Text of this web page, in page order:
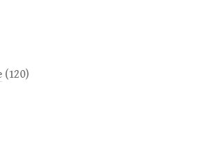
(120)